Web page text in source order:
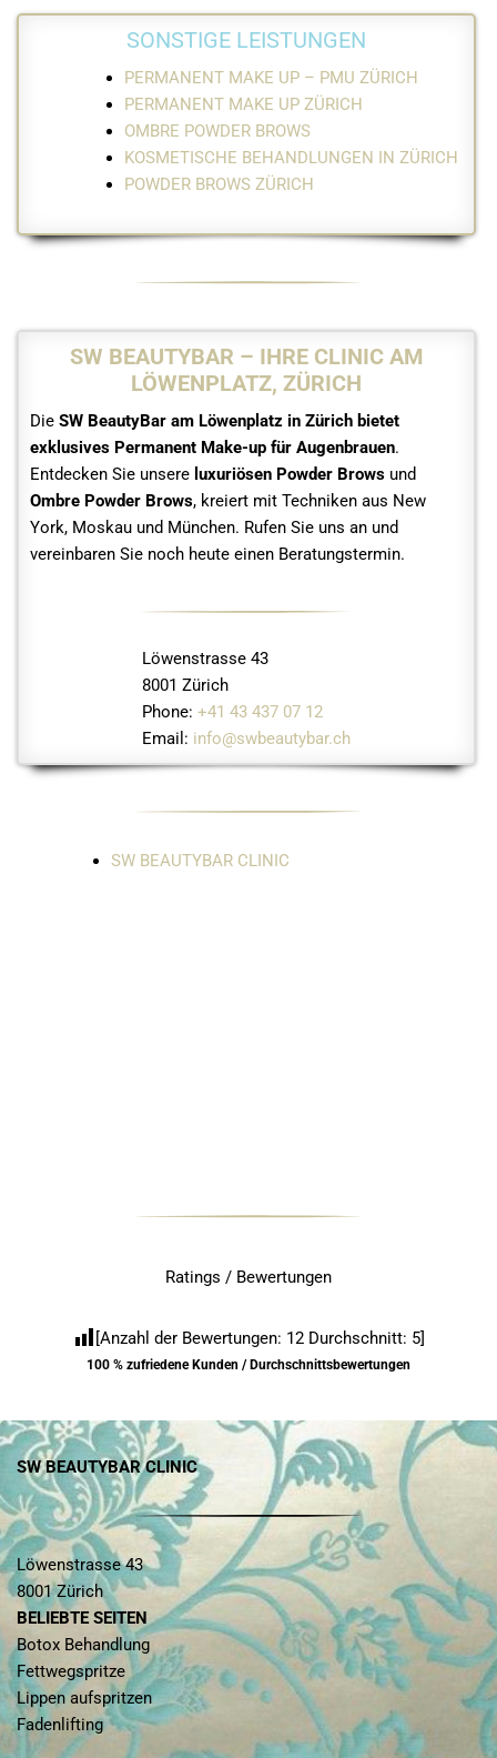
SONSTIGE LEISTUNGEN
PERMANENT MAKE UP – PMU ZÜRICH
PERMANENT MAKE UP ZÜRICH
OMBRE POWDER BROWS
KOSMETISCHE BEHANDLUNGEN IN ZÜRICH
POWDER BROWS ZÜRICH
SW BEAUTYBAR – IHRE CLINIC AM
LÖWENPLATZ, ZÜRICH
Die SW BeautyBar am Löwenplatz in Zürich bietet
exklusives Permanent Make-up für Augenbrauen.
Entdecken Sie unsere luxuriösen Powder Brows und
Ombre Powder Brows, kreiert mit Techniken aus New
York, Moskau und München. Rufen Sie uns an und
vereinbaren Sie noch heute einen Beratungstermin.
Löwenstrasse 43
8001 Zürich
Phone: +41 43 437 07 12
Email: info@swbeautybar.ch
SW BEAUTYBAR CLINIC
Ratings / Bewertungen
[Anzahl der Bewertungen: 12Durchschnitt: 5]
100 % zufriedene Kunden / Durchschnittsbewertungen
SW BEAUTYBAR CLINIC
Löwenstrasse 43
8001 Zürich
BELIEBTE SEITEN
Botox Behandlung
Fettwegspritze
Lippen aufspritzen
Fadenlifting